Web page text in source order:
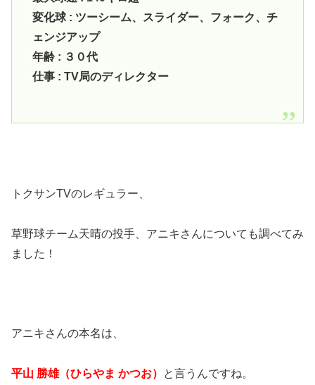
変化球 : ツーシーム、スライダー、フォーク、チ
ェンジアップ
年齢 : ３０代
仕事 : TV局のディレクター
トクサンTVのレギュラー、
草野球チーム天晴の投手、アニキさんについても調べてみ
ました！
アニキさんの本名は、
平山 勝雄（ひらやま かつお） と言うんですね。